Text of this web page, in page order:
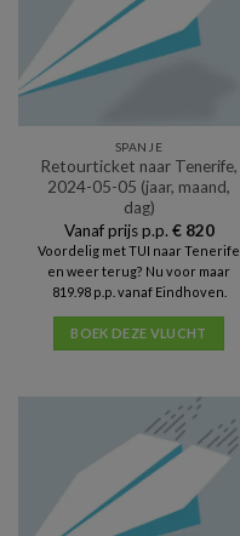
SPANJE
Retourticket naar Tenerife,
2024-05-05 (jaar, maand,
dag)
Vanaf prijs p.p. €820
Voordelig met TUI naar Tenerife
en weer terug? Nu voor maar
819.98 p.p. vanaf Eindhoven.
BOEK DEZE VLUCHT